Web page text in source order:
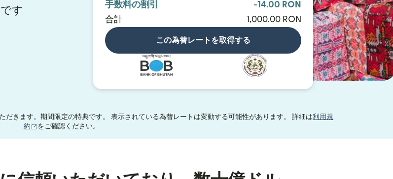
す
手数料の割引
-14.00 RON
合計
1,000.00 RON
この為替レートを取得する
だきます。期間限定の特典です。 表示されている為替レートは変動する可能性があります。 詳細は利用規
約
（別ウィンドウで開きます）
をご確認ください。